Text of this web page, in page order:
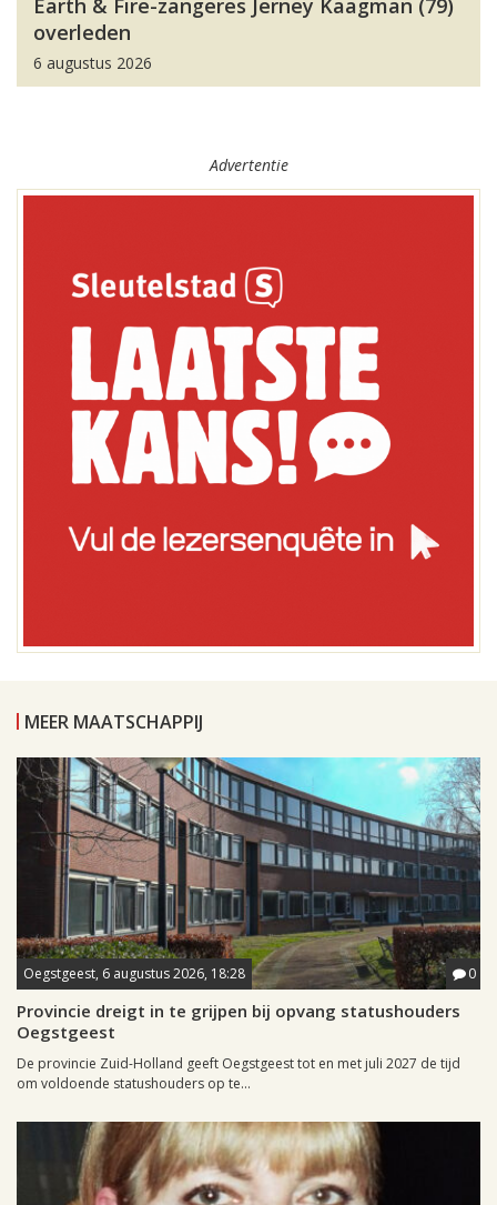
Earth & Fire-zangeres Jerney Kaagman (79)
overleden
6 augustus 2026
Advertentie
MEER MAATSCHAPPIJ
Oegstgeest, 6 augustus 2026, 18:28 0
Provincie dreigt in te grijpen bij opvang statushouders
Oegstgeest
De provincie Zuid-Holland geeft Oegstgeest tot en met juli 2027 de tijd
om voldoende statushouders op te...